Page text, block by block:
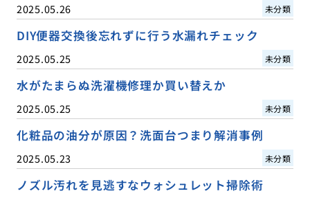
2025.05.26 未分類
DIY便器交換後忘れずに行う水漏れチェック
2025.05.25 未分類
水がたまらぬ洗濯機修理か買い替えか
2025.05.25 未分類
化粧品の油分が原因？洗面台つまり解消事例
2025.05.23 未分類
ノズル汚れを見逃すなウォシュレット掃除術